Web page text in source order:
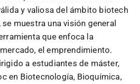
y valiosa del ámbito biotech
muestra una visión general
que enfoca la
el emprendimiento.
a estudiantes de máster,
en Biotecnología, Bioquímica,